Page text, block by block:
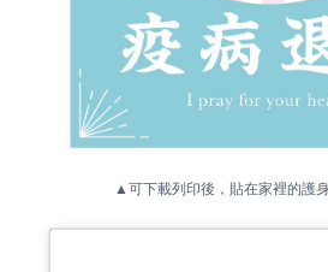
▲可下載列印後，貼在家裡的護